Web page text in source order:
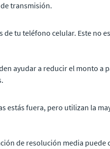
transmisión.
tu teléfono celular. Este no
ayudar a reducir el monto a
estás fuera, pero utilizan la
de resolución media